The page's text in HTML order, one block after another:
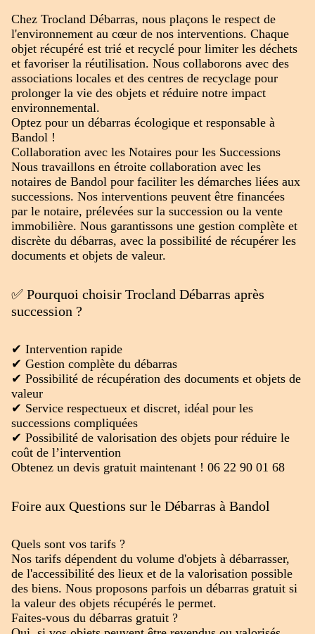
Chez Trocland Débarras, nous plaçons le respect de
l'environnement au cœur de nos interventions. Chaque
objet récupéré est trié et recyclé pour limiter les déchets
et favoriser la réutilisation. Nous collaborons avec des
associations locales et des centres de recyclage pour
prolonger la vie des objets et réduire notre impact
environnemental.
Optez pour un débarras écologique et responsable à
Bandol !
Collaboration avec les Notaires pour les Successions
Nous travaillons en étroite collaboration avec les
notaires de Bandol pour faciliter les démarches liées aux
successions. Nos interventions peuvent être financées
par le notaire, prélevées sur la succession ou la vente
immobilière. Nous garantissons une gestion complète et
discrète du débarras, avec la possibilité de récupérer les
documents et objets de valeur.
✅ Pourquoi choisir Trocland Débarras après
succession ?
✔ Intervention rapide
✔ Gestion complète du débarras
✔ Possibilité de récupération des documents et objets de
valeur
✔ Service respectueux et discret, idéal pour les
successions compliquées
✔ Possibilité de valorisation des objets pour réduire le
coût de l’intervention
Obtenez un devis gratuit maintenant ! 06 22 90 01 68
Foire aux Questions sur le Débarras à Bandol
Quels sont vos tarifs ?
Nos tarifs dépendent du volume d'objets à débarrasser,
de l'accessibilité des lieux et de la valorisation possible
des biens. Nous proposons parfois un débarras gratuit si
la valeur des objets récupérés le permet.
Faites-vous du débarras gratuit ?